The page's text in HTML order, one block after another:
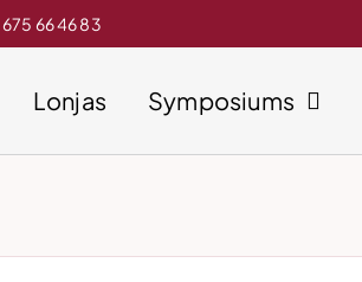
675 66 46 83
Lonjas Symposiums